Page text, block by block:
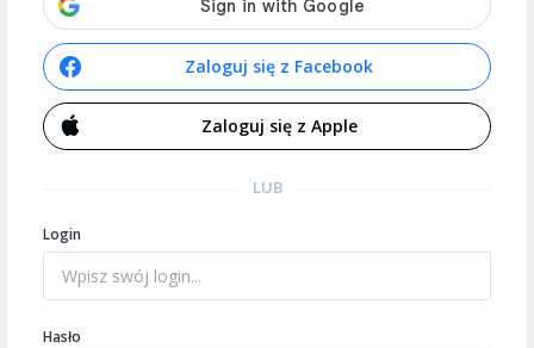
Zaloguj się z Facebook
Zaloguj się z Apple
LUB
Login
Hasło